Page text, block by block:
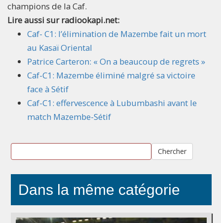
champions de la Caf.
Lire aussi sur radiookapi.net:
Caf- C1: l’élimination de Mazembe fait un mort
au Kasaï Oriental
Patrice Carteron: « On a beaucoup de regrets »
Caf-C1: Mazembe éliminé malgré sa victoire
face à Sétif
Caf-C1: effervescence à Lubumbashi avant le
match Mazembe-Sétif
Chercher
Dans la même catégorie